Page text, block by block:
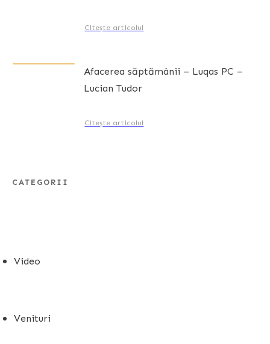
Citește articolul
Afacerea săptămânii – Luqas PC –
Lucian Tudor
Citește articolul
CATEGORII
Video
Venituri